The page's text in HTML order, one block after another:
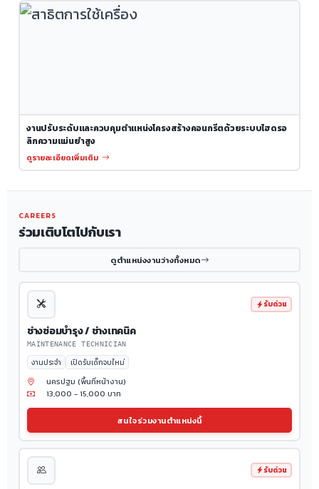
งานปรับระดับและควบคุมตำแหน่งโครงสร้างคอนกรีตด้วยระบบไฮดรอ
ลิกความแม่นยำสูง
ดูรายละเอียดเพิ่มเติม
CAREERS
ร่วมเติบโตไปกับเรา
ดูตำแหน่งงานว่างทั้งหมด
รับด่วน
ช่างซ่อมบำรุง / ช่างเทคนิค
MAINTENANCE TECHNICIAN
งานประจำ เปิดรับเด็กจบใหม่
นครปฐม (พื้นที่หน้างาน)
13,000 - 15,000 บาท
สนใจร่วมงานตำแหน่งนี้
รับด่วน